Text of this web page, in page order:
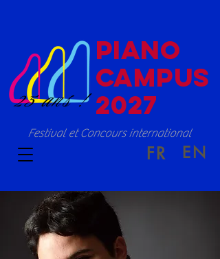
25 ans !
Festival et Concours international
PIANO
CAMPUS
2027
FR EN